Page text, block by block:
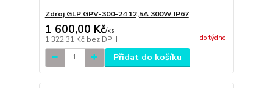
Zdroj GLP GPV-300-24 12,5A 300W IP67
1 600,00 Kč/ks
1 322,31 Kč bez DPH do týdne
Přidat do košíku